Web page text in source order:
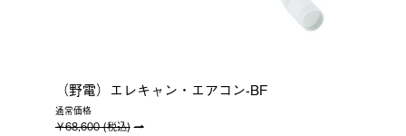
（野電）エレキャン・エアコン-BF
通常価格
￥68,600 (税込)